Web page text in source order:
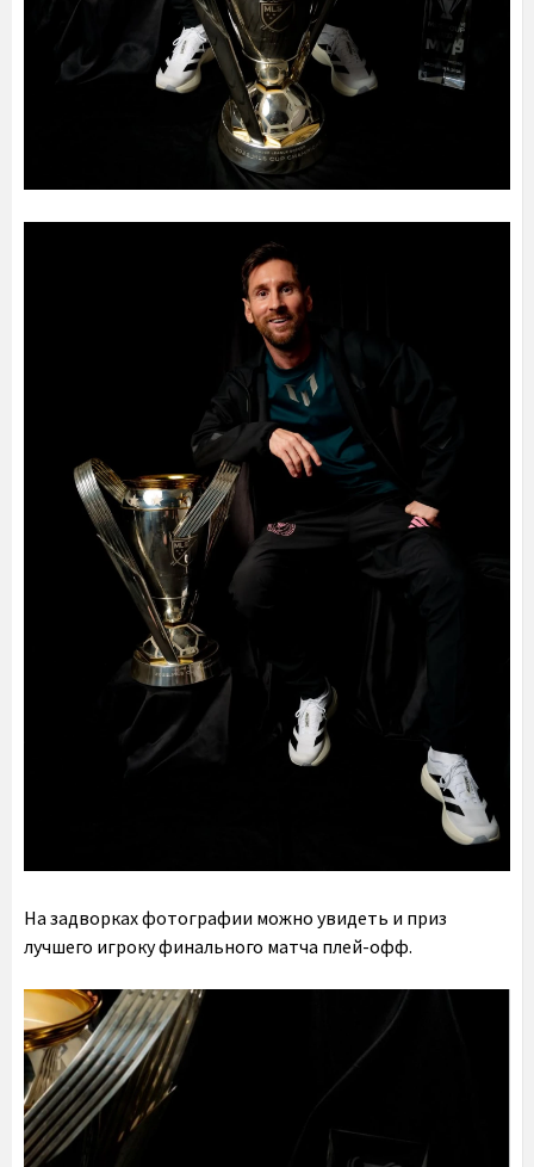
На задворках фотографии можно увидеть и приз
лучшего игроку финального матча плей-офф.